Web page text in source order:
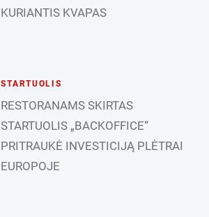
KURIANTIS KVAPAS
STARTUOLIS
RESTORANAMS SKIRTAS
STARTUOLIS „BACKOFFICE“
PRITRAUKĖ INVESTICIJĄ PLĖTRAI
EUROPOJE